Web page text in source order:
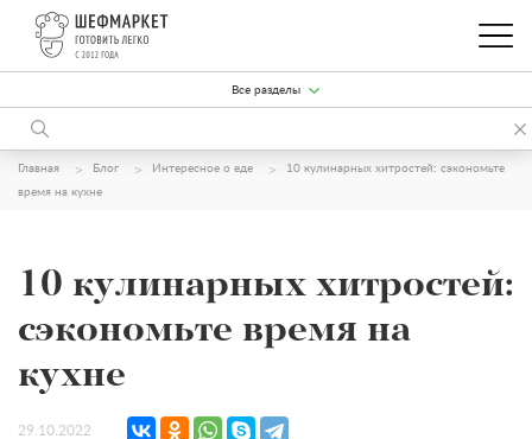
Все разделы
Главная Блог Интересное о еде
10 кулинарных хитростей: сэкономьте
время на кухне
10 кулинарных хитростей:
сэкономьте время на
кухне
29.10.2022